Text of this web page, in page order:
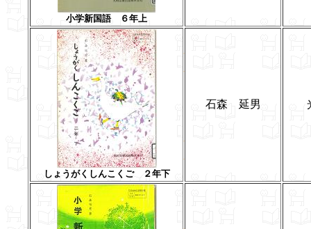
小学新国語 ６年上
しょうがくしんこくご ２年下
石森 延男